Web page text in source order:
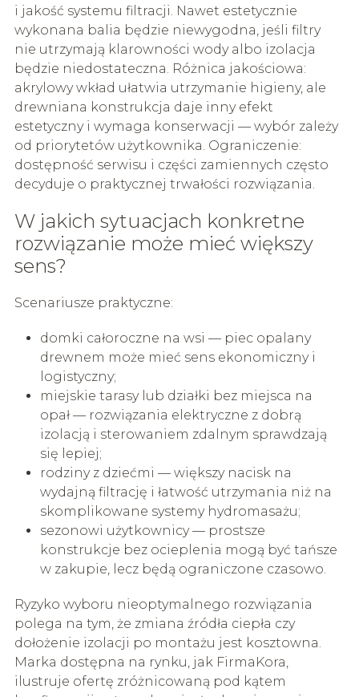
i jakość systemu filtracji. Nawet estetycznie
wykonana balia będzie niewygodna, jeśli filtry
nie utrzymają klarowności wody albo izolacja
będzie niedostateczna. Różnica jakościowa:
akrylowy wkład ułatwia utrzymanie higieny, ale
drewniana konstrukcja daje inny efekt
estetyczny i wymaga konserwacji — wybór zależy
od priorytetów użytkownika. Ograniczenie:
dostępność serwisu i części zamiennych często
decyduje o praktycznej trwałości rozwiązania.
W jakich sytuacjach konkretne
rozwiązanie może mieć większy
sens?
Scenariusze praktyczne:
domki całoroczne na wsi — piec opalany
drewnem może mieć sens ekonomiczny i
logistyczny;
miejskie tarasy lub działki bez miejsca na
opał — rozwiązania elektryczne z dobrą
izolacją i sterowaniem zdalnym sprawdzają
się lepiej;
rodziny z dziećmi — większy nacisk na
wydajną filtrację i łatwość utrzymania niż na
skomplikowane systemy hydromasażu;
sezonowi użytkownicy — prostsze
konstrukcje bez ocieplenia mogą być tańsze
w zakupie, lecz będą ograniczone czasowo.
Ryzyko wyboru nieoptymalnego rozwiązania
polega na tym, że zmiana źródła ciepła czy
dołożenie izolacji po montażu jest kosztowna.
Marka dostępna na rynku, jak FirmaKora,
ilustruje ofertę zróżnicowaną pod kątem